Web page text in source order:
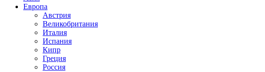
Европа
Австрия
Великобритания
Италия
Испания
Кипр
Греция
Россия